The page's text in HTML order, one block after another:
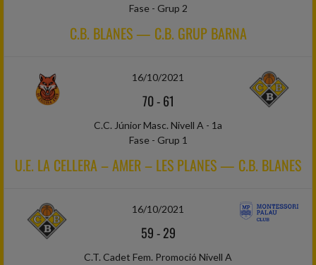
Fase - Grup 2
C.B. BLANES — C.B. GRUP BARNA
16/10/2021
70-61
C.C. Júnior Masc. Nivell A - 1a
Fase - Grup 1
U.E. LA CELLERA – AMER – LES PLANES — C.B. BLANES
16/10/2021
59-29
C.T. Cadet Fem. Promoció Nivell A